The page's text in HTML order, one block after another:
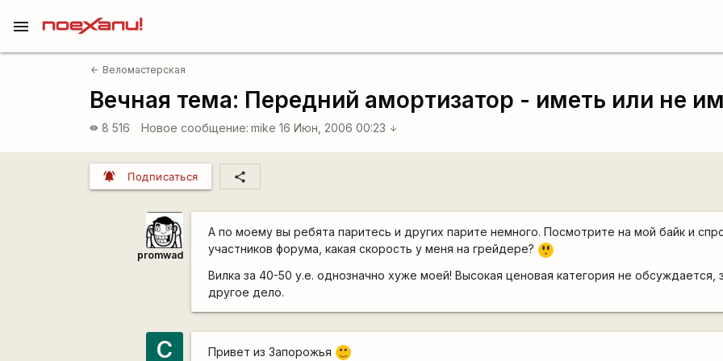
menu
arrow_back Веломастерская
Вечная тема: Передний амортизатор - иметь или не
visibility 8 516 Новое сообщение: mike 16 Июн, 2006 00:23 arrow_downward
notifications_active Подписаться share
promwad
А по моему вы ребята паритесь и других парите немного. Посмотрите на мой байк и
участников форума, какая скорость у меня на грейдере?
:o
Вилка за 40-50 у.е. однозначно хуже моей! Высокая ценовая категория не обсуждается,
другое дело.
C Привет из Запорожья
:)